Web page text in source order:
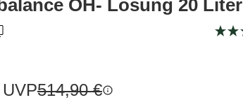
OH- Lösung 20 Liter
UVP514,90 €